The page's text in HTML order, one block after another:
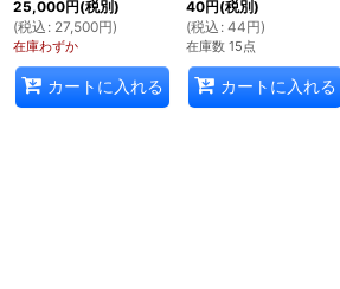
25,000円(税別)
(税込 : 27,500円)
在庫わずか
カートに入れる
40円(税別)
(税込 : 44円)
在庫数 15点
カートに入れる